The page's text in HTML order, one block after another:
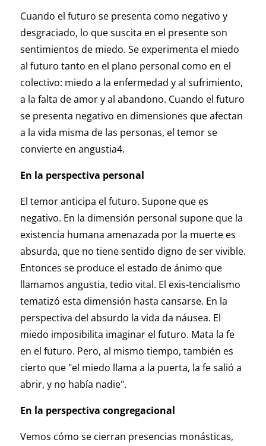
Cuando el futuro se presenta como negativo y
desgraciado, lo que suscita en el presente son
sentimientos de miedo. Se experimenta el miedo
al futuro tanto en el plano personal como en el
colectivo: miedo a la enfermedad y al sufrimiento,
a la falta de amor y al abandono. Cuando el futuro
se presenta negativo en dimensiones que afectan
a la vida misma de las personas, el temor se
convierte en angustia4.
En la perspectiva personal
El temor anticipa el futuro. Supone que es
negativo. En la dimensión personal supone que la
existencia humana amenazada por la muerte es
absurda, que no tiene sentido digno de ser vivible.
Entonces se produce el estado de ánimo que
llamamos angustia, tedio vital. El exis-tencialismo
tematizó esta dimensión hasta cansarse. En la
perspectiva del absurdo la vida da náusea. El
miedo imposibilita imaginar el futuro. Mata la fe
en el futuro. Pero, al mismo tiempo, también es
cierto que "el miedo llama a la puerta, la fe salió a
abrir, y no había nadie".
En la perspectiva congregacional
Vemos cómo se cierran presencias monásticas,